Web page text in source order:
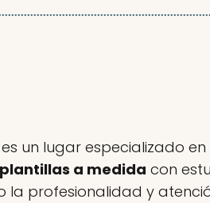
un lugar especializado
plantillas a medida con
profesionalidad y